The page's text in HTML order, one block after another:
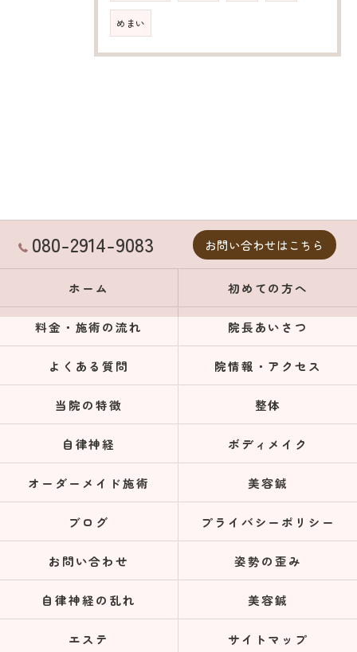
めまい
080-2914-9083 お問い合わせはこちら
ホーム 初めての方へ
料金・施術の流れ 院長あいさつ
よくある質問 院情報・アクセス
当院の特徴 整体
自律神経 ボディメイク
オーダーメイド施術 美容鍼
ブログ プライバシーポリシー
お問い合わせ 姿勢の歪み
自律神経の乱れ 美容鍼
エステ サイトマップ